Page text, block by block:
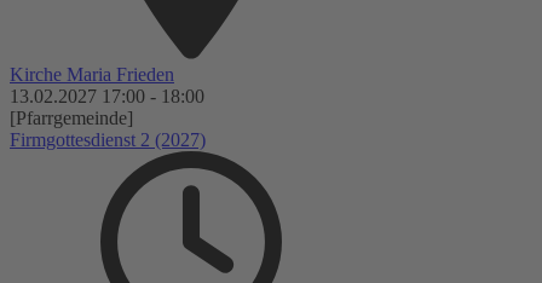
Kirche Maria Frieden
13.02.2027 17:00 - 18:00
[Pfarrgemeinde]
Firmgottesdienst 2 (2027)